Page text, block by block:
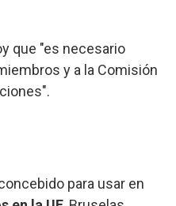
que "es necesario
y a la Comisión
para usar en